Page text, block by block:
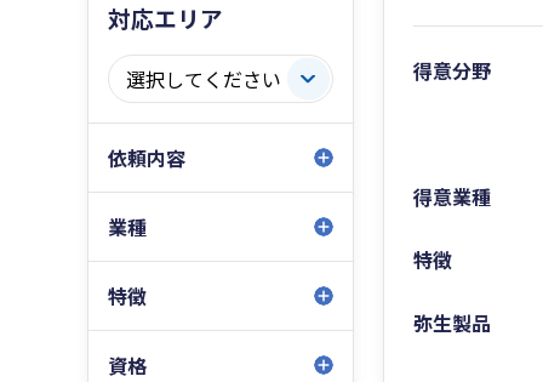
対応エリア
依頼内容
業種
特徴
資格
得意分野
得意業種
特徴
弥生製品